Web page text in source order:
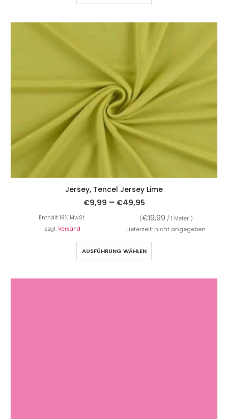
Jersey, Tencel Jersey Lime
€9,99 – €49,95
Enthält 19% MwSt. (€19,99 / 1 Meter )
zzgl. Versand Lieferzeit: nicht angegeben
AUSFÜHRUNG WÄHLEN